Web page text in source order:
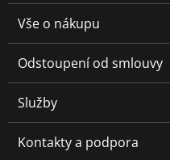
Vše o nákupu
Odstoupení od smlouvy
Služby
Kontakty a podpora